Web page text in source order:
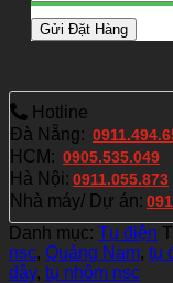
Hotline
Đà Nẵng:
HCM: 0905.535.049
Hà Nội: 0911.055.873
Nhà máy/ Dự án:
Danh mục: Tụ điện
nsc, Quảng Nam, tụ
dây, tụ nhôm nsc